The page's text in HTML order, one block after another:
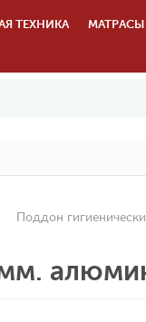
ТЕХНИКА МАТРАСЫ
Поддон
мм.